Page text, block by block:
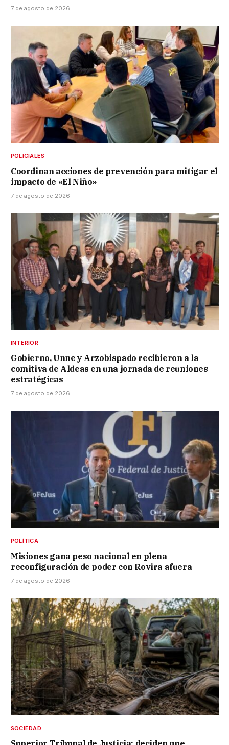
7 de agosto de 2026
POLICIALES
Coordinan acciones de prevención para mitigar el
impacto de «El Niño»
7 de agosto de 2026
INTERIOR
Gobierno, Unne y Arzobispado recibieron a la
comitiva de Aldeas en una jornada de reuniones
estratégicas
7 de agosto de 2026
POLÍTICA
Misiones gana peso nacional en plena
reconfiguración de poder con Rovira afuera
7 de agosto de 2026
SOCIEDAD